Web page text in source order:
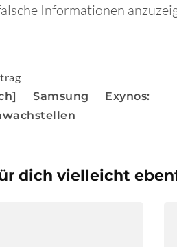
Informationen
Samsung Exynos:
dich vielleicht